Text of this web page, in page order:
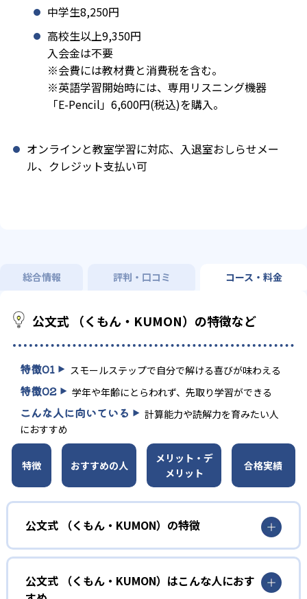
中学生8,250円
高校生以上9,350円
入会金は不要
※会費には教材費と消費税を含む。
※英語学習開始時には、専用リスニング機器
「E-Pencil」6,600円(税込)を購入。
オンラインと教室学習に対応、入退室おしらせメー
ル、クレジット支払い可
総合情報 評判・口コミ コース・料金
公文式 （くもん・KUMON）の特徴など
特徴01 スモールステップで自分で解ける喜びが味わえる
特徴02 学年や年齢にとらわれず、先取り学習ができる
こんな人に向いている
計算能力や読解力を育みたい人
におすすめ
特徴 おすすめの人
メリット・デ
メリット
合格実績
公文式 （くもん・KUMON）の特徴
01
無学年式の学力別学習
KUMONでは、年齢や学年にとらわれずに、一人ひとりの学
公文式 （くもん・KUMON）はこんな人におす